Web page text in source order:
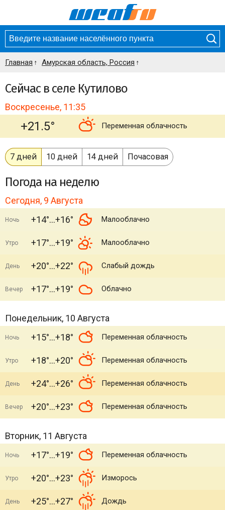
Главная Амурская область, Россия
Сейчас в селе Кутилово
Воскресенье, 11:35
+21.5° Переменная облачность
7 дней 10 дней 14 дней Почасовая
Погода на неделю
Сегодня, 9 Августа
Ночь +14° +16° Малооблачно
Утро +17° +19° Малооблачно
День +20° +22° Слабый дождь
Вечер +17° +19° Облачно
Понедельник, 10 Августа
Ночь +15° +18° Переменная облачность
Утро +18° +20° Переменная облачность
День +24° +26° Переменная облачность
Вечер +20° +23° Переменная облачность
Вторник, 11 Августа
Ночь +17° +19° Переменная облачность
Утро +20° +23° Изморось
День +25° +27° Дождь